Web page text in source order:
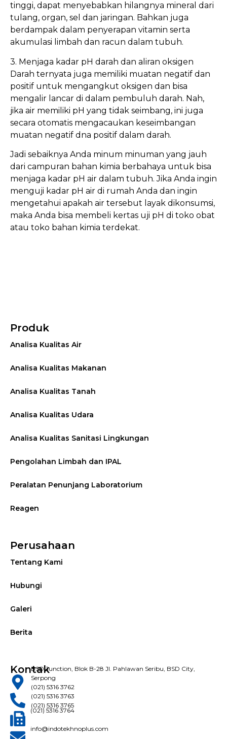
tinggi, dapat menyebabkan hilangnya mineral dari
tulang, organ, sel dan jaringan. Bahkan juga
berdampak dalam penyerapan vitamin serta
akumulasi limbah dan racun dalam tubuh.
3. Menjaga kadar pH darah dan aliran oksigen
Darah ternyata juga memiliki muatan negatif dan
positif untuk mengangkut oksigen dan bisa
mengalir lancar di dalam pembuluh darah. Nah,
jika air memiliki pH yang tidak seimbang, ini juga
secara otomatis mengacaukan keseimbangan
muatan negatif dna positif dalam darah.
Jadi sebaiknya Anda minum minuman yang jauh
dari campuran bahan kimia berbahaya untuk bisa
menjaga kadar pH air dalam tubuh. Jika Anda ingin
menguji kadar pH air di rumah Anda dan ingin
mengetahui apakah air tersebut layak dikonsumsi,
maka Anda bisa membeli kertas uji pH di toko obat
atau toko bahan kimia terdekat.
Produk
Analisa Kualitas Air
Analisa Kualitas Makanan
Analisa Kualitas Tanah
Analisa Kualitas Udara
Analisa Kualitas Sanitasi Lingkungan
Pengolahan Limbah dan IPAL
Peralatan Penunjang Laboratorium
Reagen
Perusahaan
Tentang Kami
Hubungi
Galeri
Berita
KontakBSD Junction, Blok B-28 Jl. Pahlawan Seribu, BSD City,
Serpong
(021) 5316 3762
(021) 5316 3763
(021) 5316 3765
(021) 5316 3764
info@indotekhnoplus.com